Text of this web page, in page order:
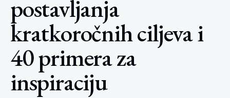
postavljanja
kratkoročnih ciljeva i
40 primera za
inspiraciju